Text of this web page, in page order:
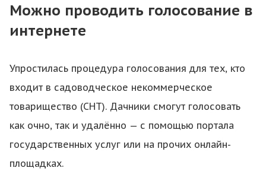
Можно проводить голосование в
интернете
Упростилась процедура голосования для тех, кто
входит в садоводческое некоммерческое
товарищество (СНТ). Дачники смогут голосовать
как очно, так и удалённо — с помощью портала
государственных услуг или на прочих онлайн-
площадках.